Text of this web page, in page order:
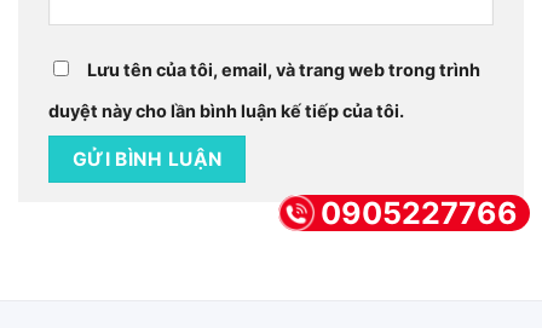
Lưu tên của tôi, email, và trang web trong trình
duyệt này cho lần bình luận kế tiếp của tôi.
0905227766